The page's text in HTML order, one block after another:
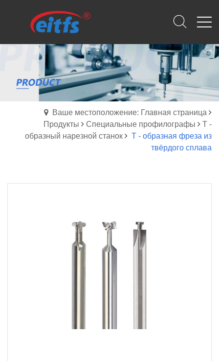
Ваше местоположение: Главная страница
Продукты
Специальные профилографы
Т -
образный нарезной станок
Т - образная фреза из
твёрдого сплава